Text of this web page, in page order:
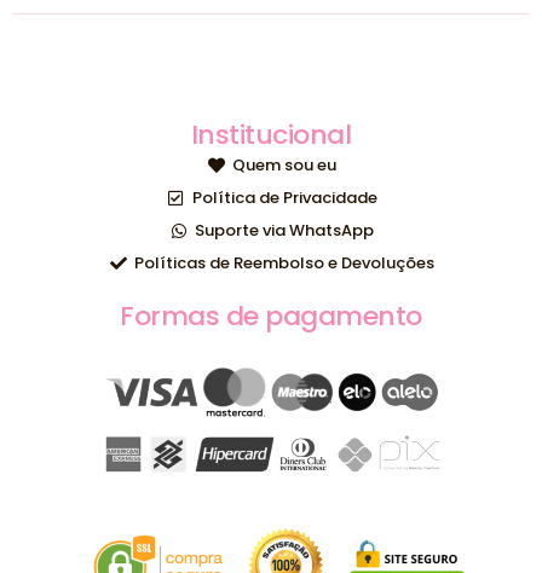
Institucional
Quem sou eu
Política de Privacidade
Suporte via WhatsApp
Políticas de Reembolso e Devoluções
Formas de pagamento